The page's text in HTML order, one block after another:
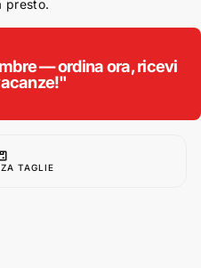
presto.
— ordina ora, ricevi
TAGLIE